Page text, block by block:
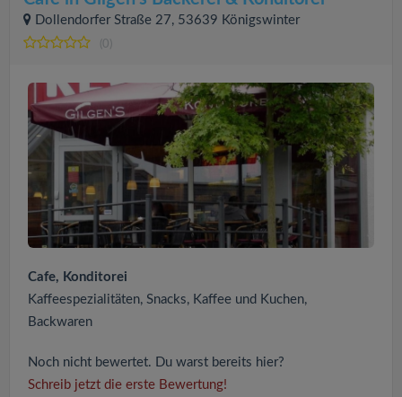
Dollendorfer Straße 27, 53639 Königswinter
(0)
Cafe, Konditorei
Kaffeespezialitäten, Snacks, Kaffee und Kuchen,
Backwaren
Noch nicht bewertet. Du warst bereits hier?
Schreib jetzt die erste Bewertung!